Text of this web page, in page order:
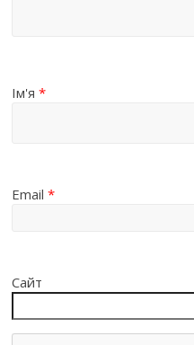
Ім'я*
Email*
Сайт